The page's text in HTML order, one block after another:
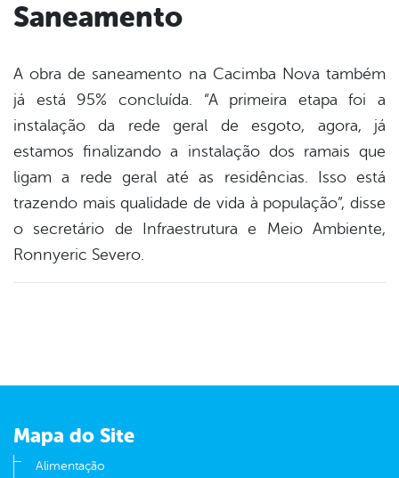
Saneamento
A obra de saneamento na Cacimba Nova também
já está 95% concluída. “A primeira etapa foi a
instalação da rede geral de esgoto, agora, já
estamos finalizando a instalação dos ramais que
ligam a rede geral até as residências. Isso está
trazendo mais qualidade de vida à população”, disse
o secretário de Infraestrutura e Meio Ambiente,
Ronnyeric Severo.
Mapa do Site
Alimentação